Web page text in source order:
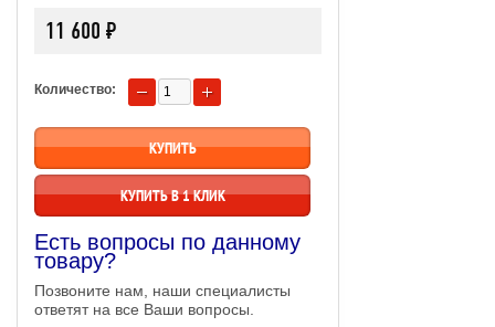
11 600 ₽
Количество:
КУПИТЬ В 1 КЛИК
Есть вопросы по данному
товару?
Позвоните нам, наши специалисты
ответят на все Ваши вопросы.